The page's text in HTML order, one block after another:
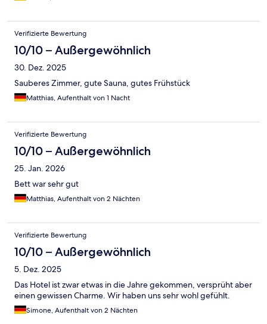
Verifizierte Bewertung
10/10 – Außergewöhnlich
30. Dez. 2025
Sauberes Zimmer, gute Sauna, gutes Frühstück
Matthias, Aufenthalt von 1 Nacht
Verifizierte Bewertung
10/10 – Außergewöhnlich
25. Jan. 2026
Bett war sehr gut
Matthias, Aufenthalt von 2 Nächten
Verifizierte Bewertung
10/10 – Außergewöhnlich
5. Dez. 2025
Das Hotel ist zwar etwas in die Jahre gekommen, versprüht aber
einen gewissen Charme. Wir haben uns sehr wohl gefühlt.
Simone, Aufenthalt von 2 Nächten